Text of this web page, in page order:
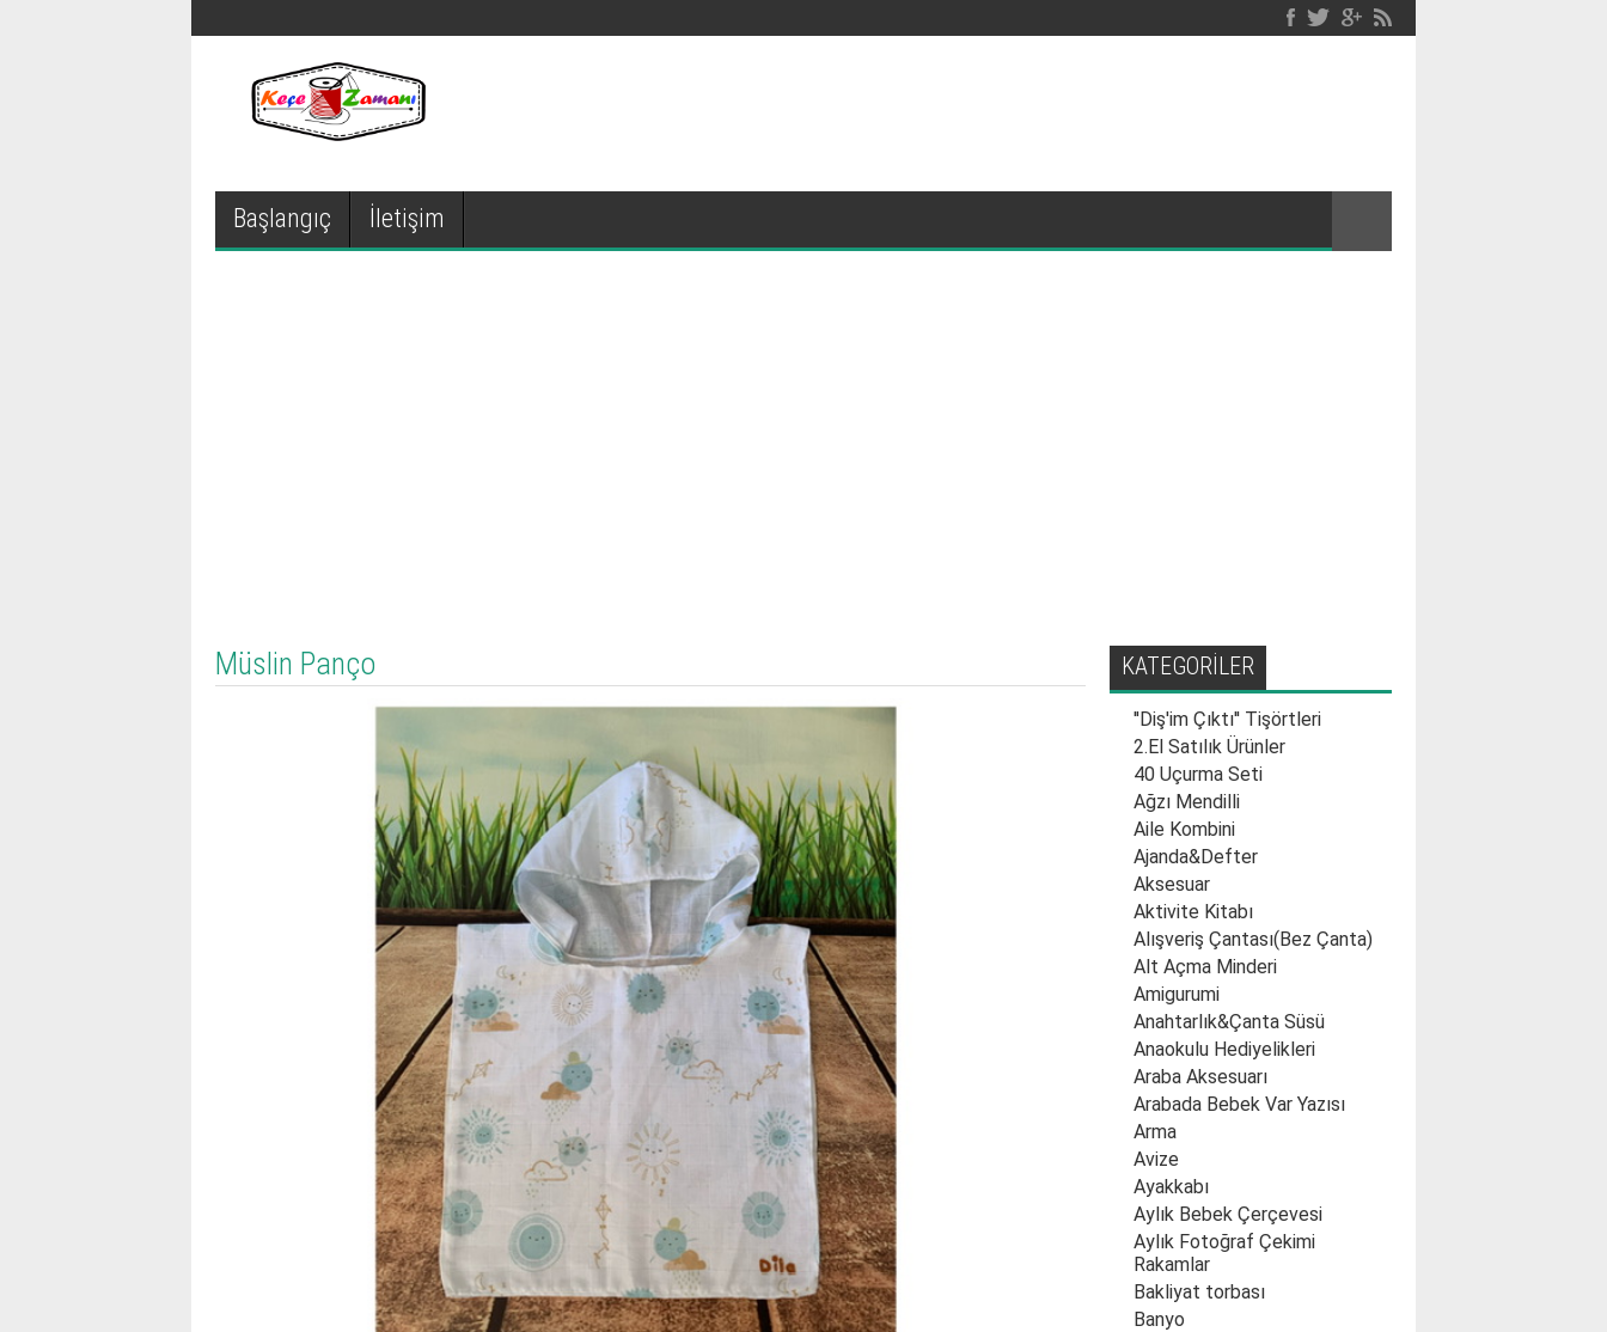
Başlangıç İletişim
Müslin Panço KATEGORİLER
''Diş'im Çıktı'' Tişörtleri
2.El Satılık Ürünler
40 Uçurma Seti
Ağzı Mendilli
Aile Kombini
Ajanda&Defter
Aksesuar
Aktivite Kitabı
Alışveriş Çantası(Bez Çanta)
Alt Açma Minderi
Amigurumi
Anahtarlık&Çanta Süsü
Anaokulu Hediyelikleri
Araba Aksesuarı
Arabada Bebek Var Yazısı
Arma
Avize
Ayakkabı
Aylık Bebek Çerçevesi
Aylık Fotoğraf Çekimi
Rakamlar
Bakliyat torbası
Banyo